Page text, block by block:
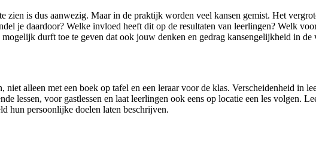
is dus aanwezig. Maar in de praktijk worden veel kansen gemist. Het
je daardoor? Welke invloed heeft dit op de resultaten van leerlingen? Welk
durft toe te geven dat ook jouw denken en gedrag kansengelijkheid in de
alleen met een boek op tafel en een leraar voor de klas. Verscheidenheid in
lessen, voor gastlessen en laat leerlingen ook eens op locatie een les volgen.
hun persoonlijke doelen laten beschrijven.